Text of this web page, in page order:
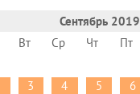
Сентябрь 2019
Вт Ср Чт Пт
3 4 5 6